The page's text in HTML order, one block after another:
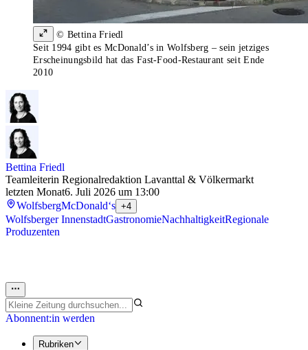
© Bettina Friedl
Seit 1994 gibt es McDonald’s in Wolfsberg – sein jetziges
Erscheinungsbild hat das Fast-Food-Restaurant seit Ende
2010
Bettina Friedl
Teamleiterin Regionalredaktion Lavanttal & Völkermarkt
letzten Monat6. Juli 2026 um 13:00
WolfsbergMcDonald‘s +4
Wolfsberger InnenstadtGastronomieNachhaltigkeitRegionale
Produzenten
Abonnent:in werden
Rubriken